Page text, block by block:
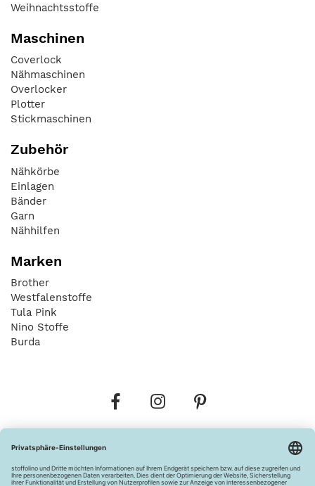
Weihnachtsstoffe
Maschinen
Coverlock
Nähmaschinen
Overlocker
Plotter
Stickmaschinen
Zubehör
Nähkörbe
Einlagen
Bänder
Garn
Nähhilfen
Marken
Brother
Westfalenstoffe
Tula Pink
Nino Stoffe
Burda